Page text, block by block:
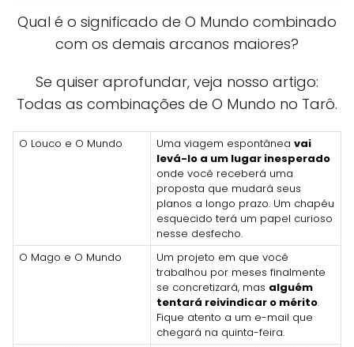
Qual é o significado de O Mundo combinado
com os demais arcanos maiores?
Se quiser aprofundar, veja nosso artigo:
Todas as combinações de O Mundo no Tarô.
O Louco e O Mundo Uma viagem espontânea vai
levá-lo a um lugar inesperado
onde você receberá uma
proposta que mudará seus
planos a longo prazo. Um chapéu
esquecido terá um papel curioso
nesse desfecho.
O Mago e O Mundo
Um projeto em que você
trabalhou por meses finalmente
se concretizará, mas alguém
tentará reivindicar o mérito.
Fique atento a um e-mail que
chegará na quinta-feira.